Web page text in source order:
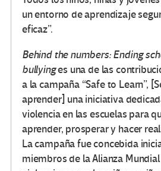
un entorno de aprendizaje
eficaz”.
Behind the numbers: Ending
bullyinges una de las
a la campaña “Safe to Learn”,
aprender] una iniciativa
violencia en las escuelas para
aprender, prosperar y hacer
La campaña fue concebida
miembros de la Alianza